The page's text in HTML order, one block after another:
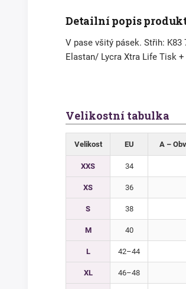
Detailní popis
V pase všitý pásek. Střih: K83
Elastan/ Lycra Xtra Life Tisk +
Velikostní tabulka
Velikost EU A –
XXS 34
XS 36
S 38
M 40
L 42–44
XL 46–48